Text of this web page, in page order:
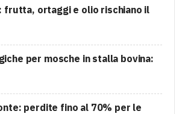
frutta, ortaggi e olio rischiano il
per mosche in stalla bovina:
perdite fino al 70% per le